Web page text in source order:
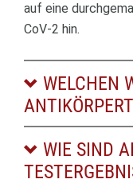
auf eine
CoV-2 hin.
WELCHEN
WIE SIND